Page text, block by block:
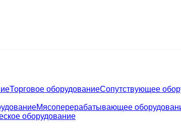
Торговое оборудованиеСопутствующее
Мясоперерабатывающее
оборудование